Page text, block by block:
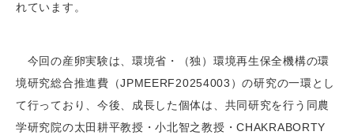
れています。
今回の産卵実験は、環境省・（独）環境再生保全機構の環
境研究総合推進費（JPMEERF20254003）の研究の一環とし
て行っており、今後、成長した個体は、共同研究を行う同農
学研究院の太田耕平教授・小北智之教授・CHAKRABORTY